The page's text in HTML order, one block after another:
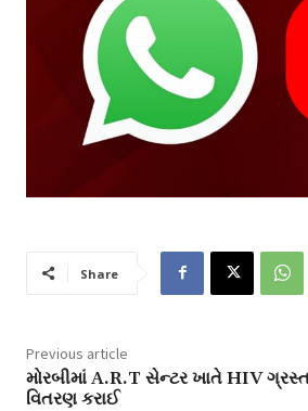
Share
Previous article
મોરબીમાં A.R.T સેન્ટર ખાતે HIV
વિતરણ કરાઈ